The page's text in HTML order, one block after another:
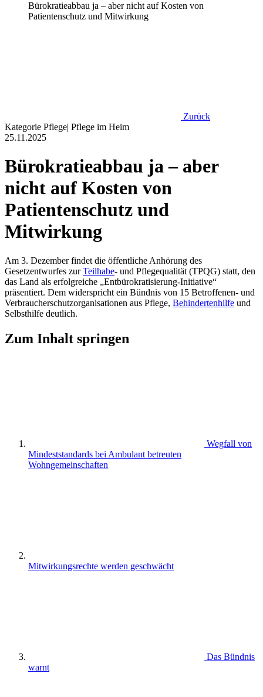
Bürokratieabbau ja – aber nicht auf Kosten von
Patientenschutz und Mitwirkung
Zurück
Kategorie Pflege| Pflege im Heim
25.11.2025
Bürokratieabbau ja – aber
nicht auf Kosten von
Patientenschutz und
Mitwirkung
Am 3. Dezember findet die öffentliche Anhörung des
Gesetzentwurfes zurTeilhabe- und Pflegequalität (TPQG) statt, den
das Land als erfolgreiche „Entbürokratisierung-Initiative“
präsentiert. Dem widerspricht ein Bündnis von 15 Betroffenen- und
Verbraucherschutzorganisationen aus Pflege, Behindertenhilfe und
Selbsthilfe deutlich.
Zum Inhalt springen
Wegfall von
Mindeststandards bei Ambulant betreuten
Wohngemeinschaften
Mitwirkungsrechte werden geschwächt
Das Bündnis
warnt